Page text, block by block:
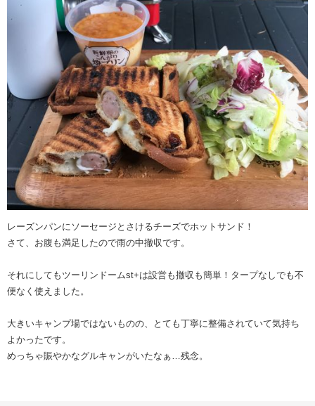
レーズンパンにソーセージとさけるチーズでホットサンド！
さて、お腹も満足したので雨の中撤収です。
それにしてもツーリンドームst+は設営も撤収も簡単！タープなしでも不
便なく使えました。
大きいキャンプ場ではないものの、とても丁寧に整備されていて気持ち
よかったです。
めっちゃ賑やかなグルキャンがいたなぁ…残念。